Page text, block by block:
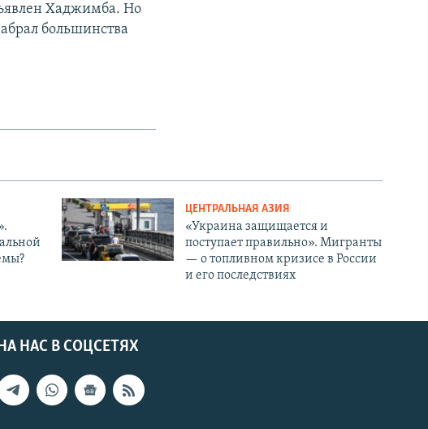
Хаджимба. Но
большинства
ЦЕНТРАЛЬНАЯ АЗИЯ
«Украина защищается и
поступает правильно». Мигранты
— о топливном кризисе в России
и его последствиях
НАС В СОЦСЕТЯХ